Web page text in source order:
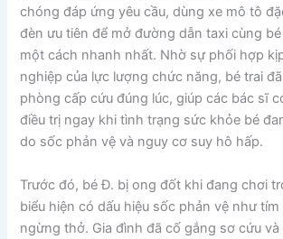
chóng đáp ứng yêu cầu, dùng xe mô tô
đèn ưu tiên để mở đường dẫn taxi cùng
một cách nhanh nhất. Nhờ sự phối hợp
nghiệp của lực lượng chức năng, bé trai
phòng cấp cứu đúng lúc, giúp các bác sĩ
điều trị ngay khi tình trạng sức khỏe bé
do sốc phản vệ và nguy cơ suy hô hấp.
Trước đó, bé Đ. bị ong đốt khi đang chơi
biểu hiện có dấu hiệu sốc phản vệ như
ngừng thở. Gia đình đã cố gắng sơ cứu và